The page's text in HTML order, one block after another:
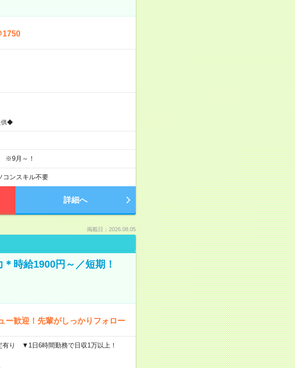
1750
供◆
※9月～！
コンスキル不要
詳細へ
掲載日：2026.08.05
時給1900円～／短期！
ー歓迎！先輩がしっかりフォロー
り ▼1日6時間勤務で日収1万以上！